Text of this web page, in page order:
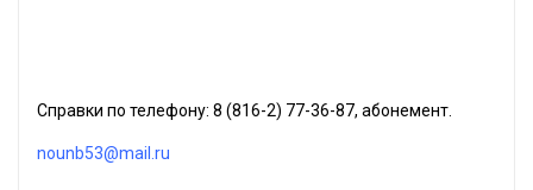
Справки по телефону: 8 (816-2) 77-36-87, абонемент.
nounb53@mail.ru